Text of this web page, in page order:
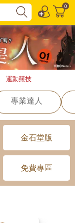
0
運動競技
專業達人
金石堂版
免費專區